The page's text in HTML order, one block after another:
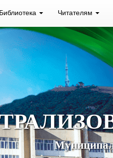
Библиотека Читателям